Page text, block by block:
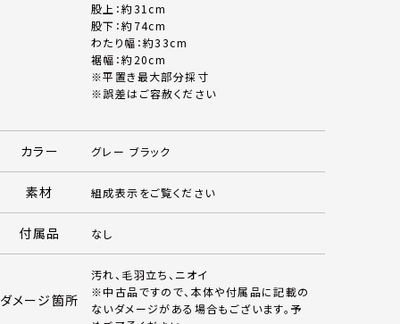
股上：約31cm
股下：約74cm
わたり幅：約33cm
裾幅：約20cm
※平置き最大部分採寸
※誤差はご容赦ください
カラー グレー ブラック
素材 組成表示をご覧ください
付属品 なし
ダメージ箇所
汚れ、毛羽立ち、ニオイ
※中古品ですので、本体や付属品に記載の
ないダメージがある場合もございます。予